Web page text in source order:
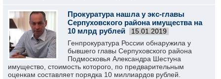
Прокуратура нашла у экс-главы
Серпуховского района имущества на
10 млрд рублей
15.01.2019
Генпрокуратура России обнаружила у
бывшего главы Серпуховского района
Подмосковья Александра Шестуна
имущество, стоимость которого, по предварительным
оценкам составляет порядка 10 миллиардов рублей.